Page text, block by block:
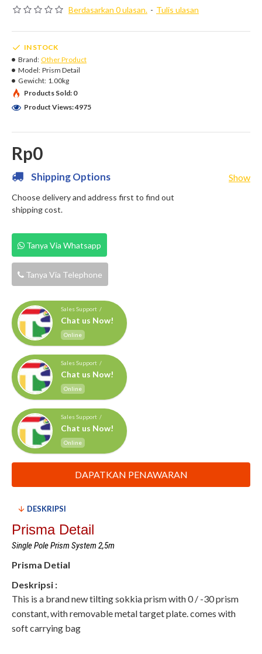
Berdasarkan 0 ulasan. - Tulis ulasan
Rp0
IN STOCK
Brand: Other Product
Model: Prism Detail
Gewicht: 1.00kg
Products Sold: 0
Product Views: 4975
Shipping Options
Choose delivery and address first to find out
shipping cost.
Show
Tanya Via Whatsapp
Tanya Via Telephone
Sales Support /
Chat us Now!
Online
Sales Support /
Chat us Now!
Online
Sales Support /
Chat us Now!
Online
DAPATKAN PENAWARAN
DESKRIPSI
Prisma Detail
Single Pole Prism System 2,5m
Prisma Detial
Deskripsi :
This is a brand new tilting sokkia prism with 0 / -30 prism
constant, with removable metal target plate.comes with
soft carrying bag